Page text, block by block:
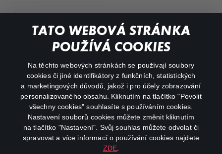
TATO WEBOVÁ STRÁNKA
POUŽÍVÁ COOKIES
Na těchto webových stránkách se používají soubory
cookies či jiné identifikátory z funkčních, statistických
a marketingových důvodů, jakož i pro účely zobrazování
personalizovaného obsahu. Kliknutím na tlačítko "Povolit
všechny cookies" souhlasíte s používáním cookies.
Nastavení souborů cookies můžete změnit kliknutím
na tlačítko "Nastavení". Svůj souhlas můžete odvolat či
spravovat a více informací o používání cookies najdete
ZDE
Můj účet
Důležité odkazy
facebookinstagram
youtube